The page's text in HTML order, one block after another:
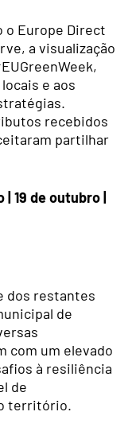
o Europe Direct
a visualização
e aos
recebidos
partilhar
19 de outubro |
dos restantes
de
com um elevado
à resiliência
de
território.